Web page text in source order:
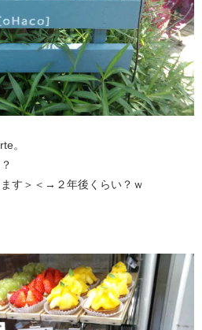
。
す＞＜→２年後くらい？ｗ